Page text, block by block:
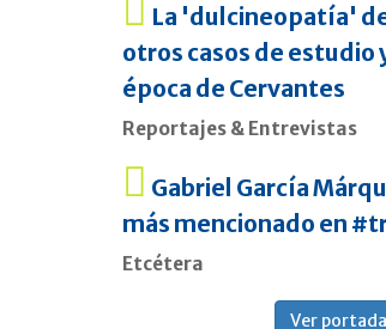
La 'dulcineopatía'
otros casos de estudio
época de Cervantes
Reportajes & Entrevistas
Gabriel García
más mencionado en
Etcétera
Ver portada